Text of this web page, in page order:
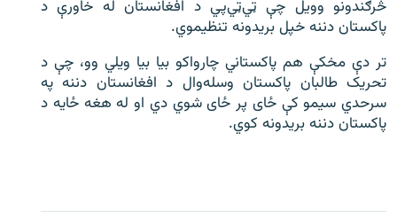
څرګندونو وویل چې ټي‌ټي‌پي د افغانستان له خاورې د
پاکستان دننه خپل بریدونه تنظیموي.
تر دې مخکې هم پاکستاني چارواکو بیا بیا ویلي وو، چې د
تحریک طالبان پاکستان وسله‌وال د افغانستان دننه په
سرحدي سیمو کې ځای پر ځای شوي دي او له هغه ځایه د
پاکستان دننه بریدونه کوي.